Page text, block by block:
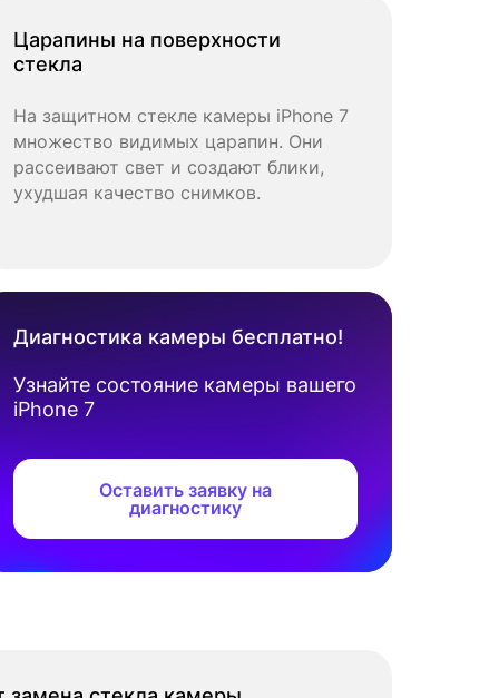
Царапины на поверхности
стекла
На защитном стекле камеры iPhone 7
множество видимых царапин. Они
рассеивают свет и создают блики,
ухудшая качество снимков.
Диагностика камеры бесплатно!
Узнайте состояние камеры вашего
iPhone 7
Оставить заявку на
диагностику